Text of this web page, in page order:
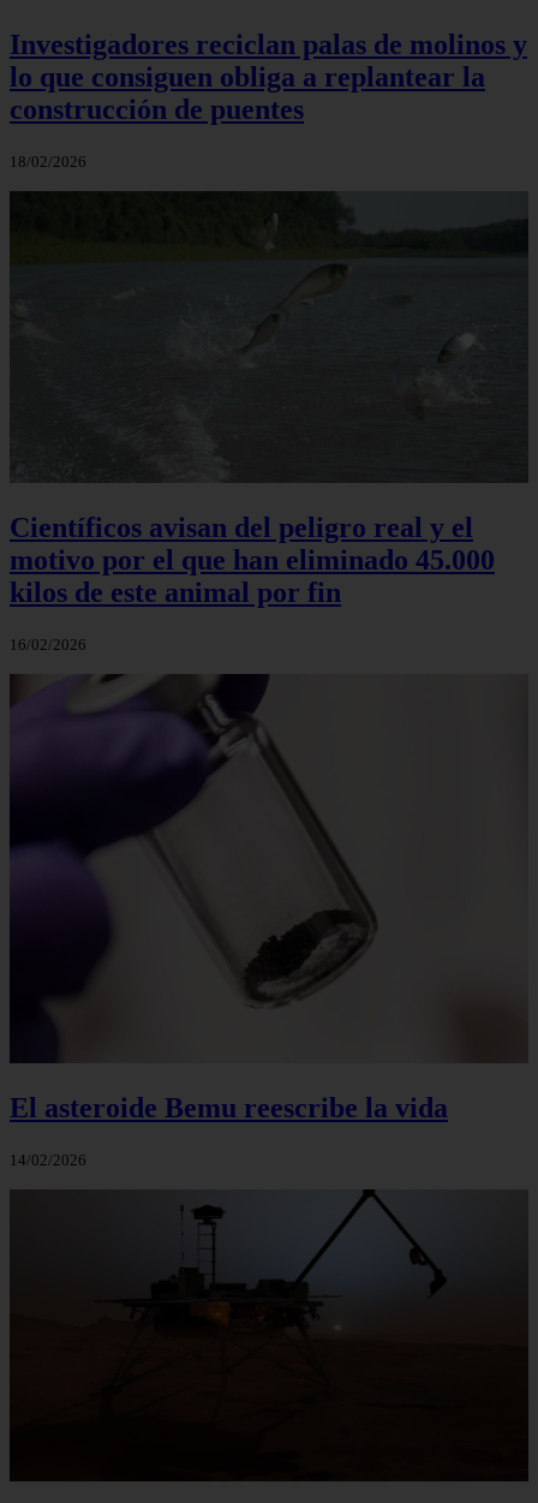
Investigadores reciclan palas de molinos y
lo que consiguen obliga a replantear la
construcción de puentes
18/02/2026
Científicos avisan del peligro real y el
motivo por el que han eliminado 45.000
kilos de este animal por fin
16/02/2026
El asteroide Bemu reescribe la vida
14/02/2026